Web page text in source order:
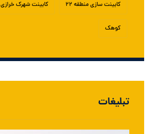
کابینت سازی منطقه ۲۲ کابینت شهرک خرازی
کوهک
تبلیغات